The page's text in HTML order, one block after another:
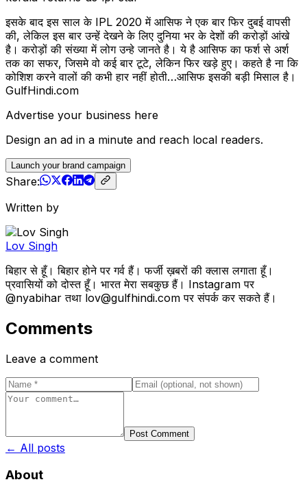
इसके बाद इस साल के IPL 2020 में आसिफ ने एक बार फिर दुबई वापसी
की, लेकिल इस बार उन्हें देखने के लिए दुनिया भर के देशों की करोड़ों आंखे
है। करोड़ों की संख्या में लोग उन्हे जानते है। ये है आसिफ का फर्श से अर्श
तक का सफर, जिसमे वो कई बार टूटे, लेकिन फिर खड़े हुए। कहते है ना कि
कोशिश करने वालों की कभी हार नहीं होती…आसिफ इसकी बड़ी मिसाल है।
GulfHindi.com
Advertise your business here
Design an ad in a minute and reach local readers.
Launch your brand campaign
Share:
Written by
Lov Singh
बिहार से हूँ। बिहार होने पर गर्व हैं। फर्जी ख़बरों की क्लास लगाता हूँ।
प्रवासियों को दोस्त हूँ। भारत मेरा सबकुछ हैं। Instagram पर
@nyabihar तथा lov@gulfhindi.com पर संपर्क कर सकते हैं।
Comments
Leave a comment
Post Comment
← All posts
About